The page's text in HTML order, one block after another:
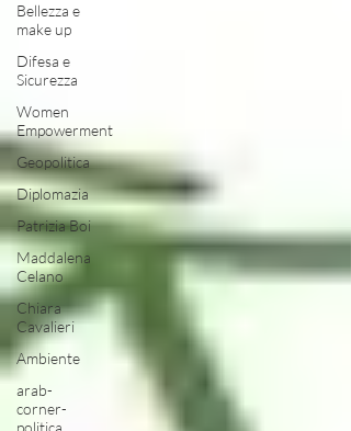
Bellezza e
make up
Difesa e
Sicurezza
Women
Empowerment
Geopolitica
Diplomazia
Patrizia Boi
Maddalena
Celano
Chiara
Cavalieri
Ambiente
arab-
corner-
politica